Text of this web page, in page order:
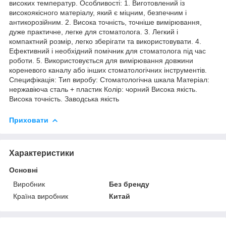
високих температур. Особливості: 1. Виготовлений із
високоякісного матеріалу, який є міцним, безпечним і
антикорозійним. 2. Висока точність, точніше вимірювання,
дуже практичне, легке для стоматолога. 3. Легкий і
компактний розмір, легко зберігати та використовувати. 4.
Ефективний і необхідний помічник для стоматолога під час
роботи. 5. Використовується для вимірювання довжини
кореневого каналу або інших стоматологічних інструментів.
Специфікація: Тип виробу: Стоматологічна шкала Матеріал:
нержавіюча сталь + пластик Колір: чорний Висока якість.
Висока точність. Заводська якість
Приховати
Характеристики
Основні
Виробник
Без бренду
Країна виробник
Китай